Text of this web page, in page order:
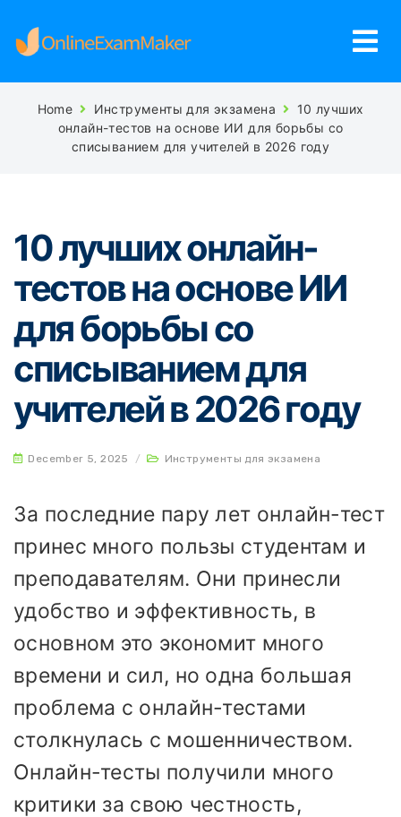
Home Инструменты для экзамена
10 лучших
онлайн-тестов на основе ИИ для борьбы со
списыванием для учителей в 2026 году
10 лучших онлайн-
тестов на основе ИИ
для борьбы со
списыванием для
учителей в 2026 году
December 5, 2025 / Инструменты для экзамена
За последние пару лет онлайн-тест
принес много пользы студентам и
преподавателям. Они принесли
удобство и эффективность, в
основном это экономит много
времени и сил, но одна большая
проблема с онлайн-тестами
столкнулась с мошенничеством.
Онлайн-тесты получили много
критики за свою честность,